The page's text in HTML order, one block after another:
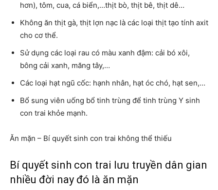
hơn), tôm, cua, cá biển,…thịt bò, thịt bê, thịt dê…
Không ăn thịt gà, thịt lợn nạc là các loại thịt tạo tính axit
cho cơ thể.
Sử dụng các loại rau có màu xanh đậm: cải bó xôi,
bông cải xanh, măng tây,…
Các loại hạt ngũ cốc: hạnh nhân, hạt óc chó, hạt sen,…
Bổ sung viên uống bổ tinh trùng để tinh trùng Y sinh
con trai khỏe mạnh.
Ăn mặn – Bí quyết sinh con trai không thể thiếu
Bí quyết sinh con trai lưu truyền dân gian
nhiều đời nay đó là ăn mặn